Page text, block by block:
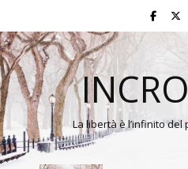
La libertà è l’infinito del